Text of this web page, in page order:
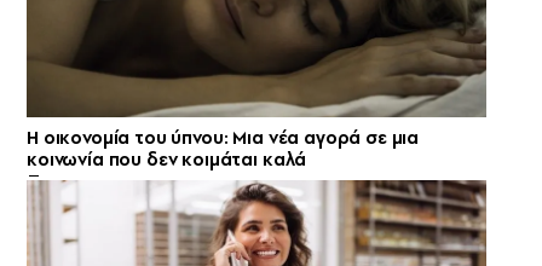
Η οικονομία του ύπνου: Μια νέα αγορά σε μια
κοινωνία που δεν κοιμάται καλά